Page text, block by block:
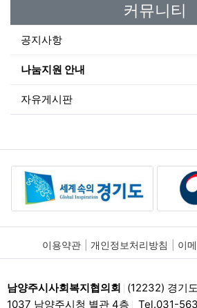
커뮤니티
공지사항
나눔지원 안내
자유게시판
이용약관 개인정보처리방침 이
남양주시사회복지협의회 (12232) 경기
1037 남양주시청 별관 4층
Tel.031-